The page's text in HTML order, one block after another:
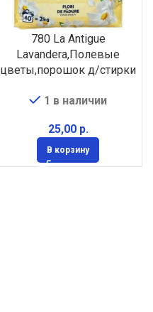
780 La Antigue
Lavandera,Полевые
цветы,порошок д/стирки
ИСПАНИЯ
1 в наличии
р.
В корзину